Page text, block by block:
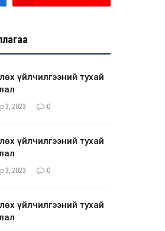
үйлчилгээний тухай
3, 2023 0
үйлчилгээний тухай
3, 2023 0
үйлчилгээний тухай